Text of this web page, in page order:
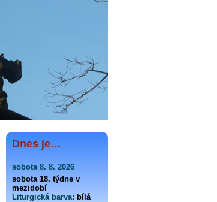
Dnes je…
sobota 8. 8. 2026
sobota 18. týdne v
mezidobí
Liturgická barva: bílá